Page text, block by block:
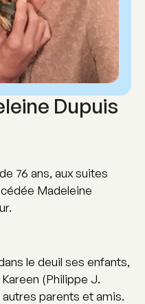
76 ans, aux suites
Madeleine
le deuil ses enfants,
(Philippe J.
parents et amis.
Dupuis